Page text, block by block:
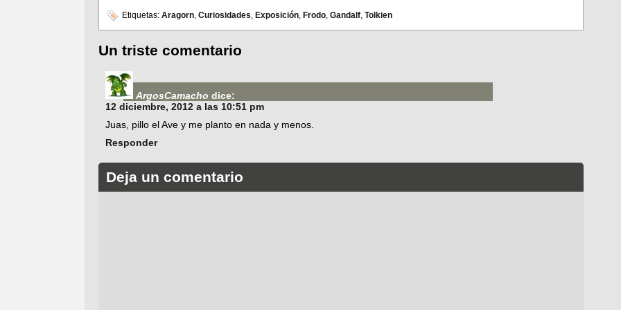
Etiquetas: Aragorn, Curiosidades, Exposición, Frodo, Gandalf, Tolkien
Un triste comentario
ArgosCamacho dice:
12 diciembre, 2012 a las 10:51 pm
Juas, pillo el Ave y me planto en nada y menos.
Responder
Deja un comentario